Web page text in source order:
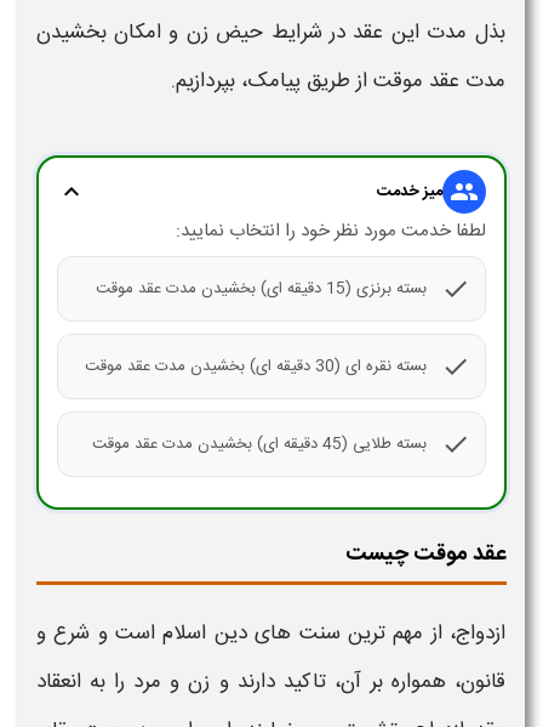
بذل مدت این عقد در شرایط حیض زن و امکان بخشیدن
مدت عقد موقتاز طریق پیامک، بپردازیم.
group میز خدمت expand_more
لطفا خدمت مورد نظر خود را انتخاب نمایید:
check بسته برنزی (15 دقیقه ای) بخشیدن مدت عقد موقت
check بسته نقره ای (30 دقیقه ای) بخشیدن مدت عقد موقت
check بسته طلایی (45 دقیقه ای) بخشیدن مدت عقد موقت
عقد موقت چیست
ازدواج، از مهم ترین سنت های دین اسلام است و شرع و
قانون، همواره بر آن، تاکید دارند و زن و مرد را به انعقاد